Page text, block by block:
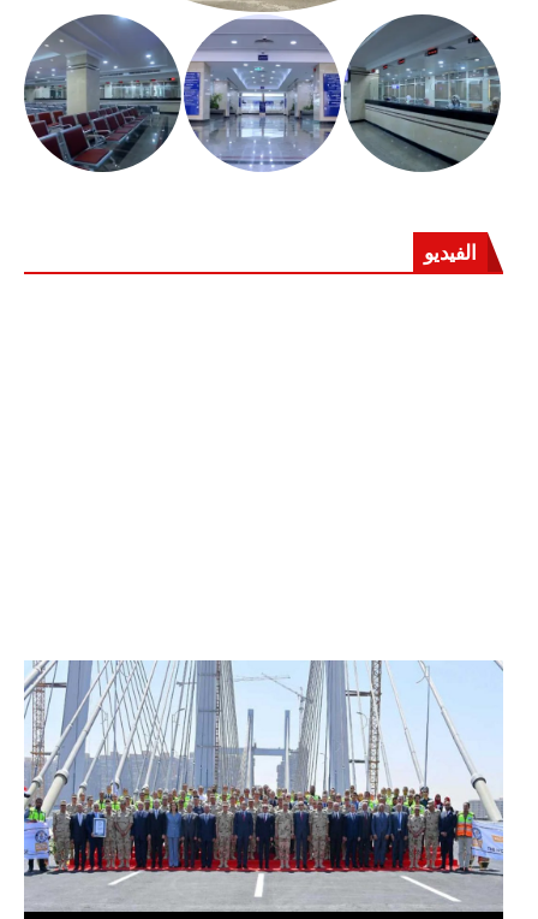
الفيديو
الرئيس عبد الفتاح السيسي يفتتح محور روض الفرج
وكوبري تحيا مصر